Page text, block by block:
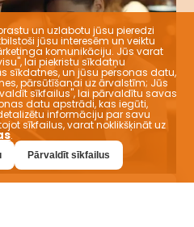
un uzlabotu jūsu pieredzi
jūsu interesēm un veiktu
komunikāciju. Jūs varat
lai piekristu sīkdatņu
sīkdatnes, un jūsu personas datu,
pārsūtīšanai uz ārvalstīm; Jūs
sīkfailus", lai pārvaldītu savas
datu apstrādi, kas iegūti,
informāciju par savu
sīkfailus, varat noklikšķināt uz
.
Pārvaldīt sīkfailus